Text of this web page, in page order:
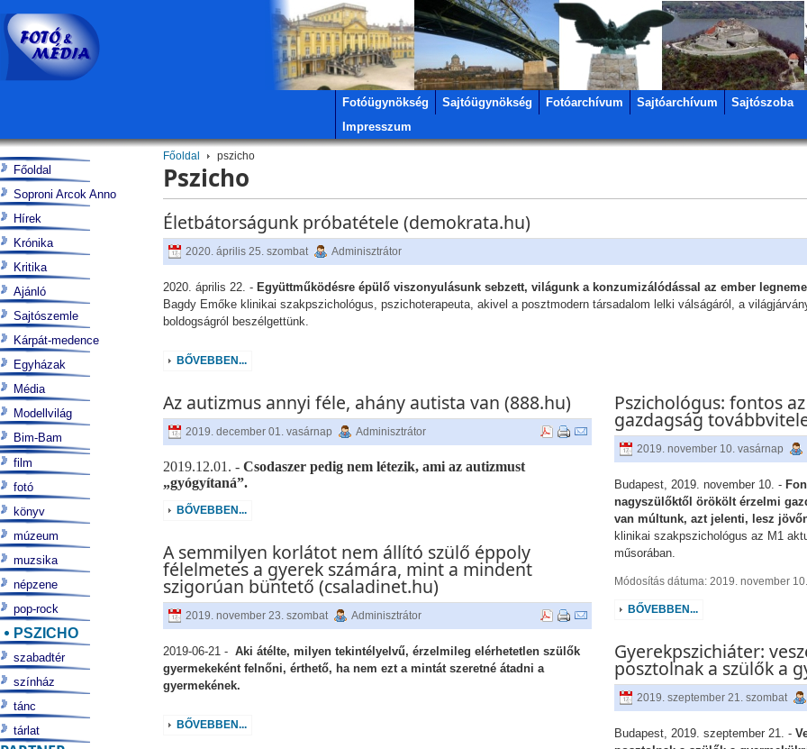
Fotóügynökség Sajtóügynökség Fotóarchívum Sajtóarchívum
Sajtószoba
Impresszum
Főoldal pszicho
Pszicho
Életbátorságunk próbatétele (demokrata.hu)
2020. április 25. szombat Adminisztrátor
2020. április 22. - Együttműködésre épülő viszonyulásunk sebzett, világunk a konzumizálódással az ember
Bagdy Emőke klinikai szakpszichológus, pszichoterapeuta, akivel a posztmodern társadalom lelki válságáról, a
boldogságról beszélgettünk.
BŐVEBBEN...
Az autizmus annyi féle, ahány autista van (888.hu)
2019. december 01. vasárnap Adminisztrátor
2019.12.01. -Csodaszer pedig nem létezik, ami az autizmust
„gyógyítaná”.
BŐVEBBEN...
A semmilyen korlátot nem állító szülő éppoly
félelmetes a gyerek számára, mint a mindent
szigorúan büntető (csaladinet.hu)
2019. november 23. szombat Adminisztrátor
2019-06-21 -Aki átélte, milyen tekintélyelvű, érzelmileg elérhetetlen szülők
gyermekeként felnőni, érthető, ha nem ezt a mintát szeretné átadni a
gyermekének.
BŐVEBBEN...
Pszichológus: fontos
gazdagság
2019. november 10. vasárnap
Budapest, 2019. november 10. -
nagyszülőktől örökölt érzelmi
van múltunk, azt jelenti, lesz
klinikai szakpszichológus az M1
műsorában.
Módosítás dátuma: 2019. november
BŐVEBBEN...
Gyerekpszichiáter:
posztolnak a szülők a
2019. szeptember 21. szombat
Budapest, 2019. szeptember 21. -
Főoldal
Soproni Arcok Anno
Hírek
Krónika
Kritika
Ajánló
Sajtószemle
Kárpát-medence
Egyházak
Média
Modellvilág
Bim-Bam
film
fotó
könyv
múzeum
muzsika
népzene
pop-rock
PSZICHO
szabadtér
színház
tánc
tárlat